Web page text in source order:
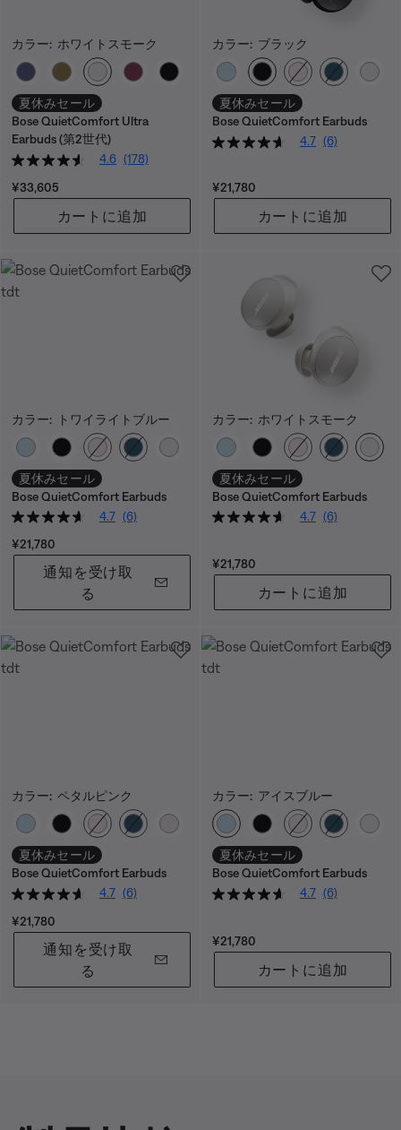
カラー: ホワイトスモーク
カラーの選択
夏休みセール
Bose QuietComfort Ultra
Earbuds (第2世代)
4.6 (178)
価格:
¥33,605
カートに追加
カラー: ブラック
カラーの選択
夏休みセール
Bose QuietComfort Earbuds
4.7 (6)
価格:
¥21,780
カートに追加
カラー: トワイライトブルー
カラーの選択
夏休みセール
Bose QuietComfort Earbuds
4.7 (6)
価格:
¥21,780
通知を受け取
る
カラー: ホワイトスモーク
カラーの選択
夏休みセール
Bose QuietComfort Earbuds
4.7 (6)
価格:
¥21,780
カートに追加
カラー: ペタルピンク
カラーの選択
夏休みセール
Bose QuietComfort Earbuds
4.7 (6)
価格:
¥21,780
通知を受け取
る
カラー: アイスブルー
カラーの選択
夏休みセール
Bose QuietComfort Earbuds
4.7 (6)
価格:
¥21,780
カートに追加